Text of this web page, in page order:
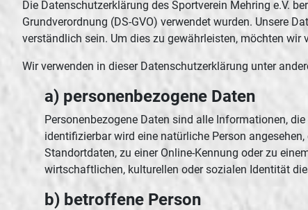
Die Datenschutzerklärung des Sportverein Mehring e.V.
Grundverordnung (DS-GVO) verwendet wurden. Unsere
verständlich sein. Um dies zu gewährleisten, möchten wir
Wir verwenden in dieser Datenschutzerklärung unter
a) personenbezogene Daten
Personenbezogene Daten sind alle Informationen,
identifizierbar wird eine natürliche Person
Standortdaten, zu einer Online-Kennung oder zu
wirtschaftlichen, kulturellen oder sozialen Identität
b) betroffene Person